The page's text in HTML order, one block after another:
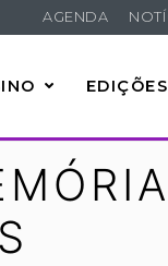
AGENDA
EDIÇÕES